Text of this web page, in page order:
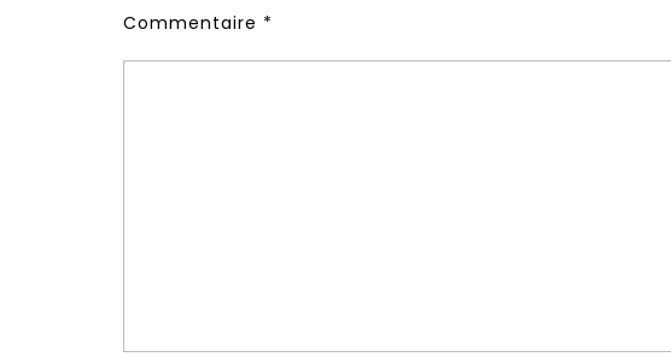
Commentaire *